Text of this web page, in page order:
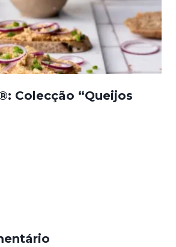
Colecção “Queijos